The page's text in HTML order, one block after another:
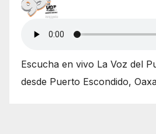
Escucha en vivo La Voz del
desde Puerto Escondido,